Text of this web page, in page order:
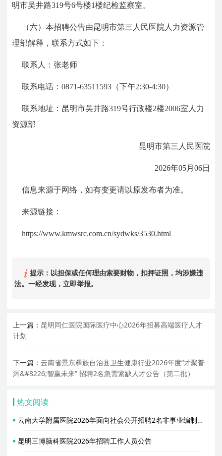
明市吴井路319号6号楼1楼纪检监察室。
（六）本招聘公告由昆明市第三人民医院人力资源管
理部解释，联系方式如下：
联系人：张老师
联系电话：0871-63511593（下午2:30-4:30）
联系地址：昆明市吴井路319号行政楼2楼2006室人力
资源部
昆明市第三人民医院
2026年05月06日
信息来源于网络，如有变更请以原发布者为准。
来源链接：
https://www.kmwsrc.com.cn/sydwks/3530.html
提示：以担保或任何理由索要财物，扣押证照，均涉嫌违
法。一经发现，立即举报。
上一篇： 昆明同仁医院国际医疗中心2026年招募高端医疗人才
计划
下一篇：云南省景东彝族自治县卫生健康行业2026年度“才聚普
洱&#8226;智赢未来” 招聘2名急需紧缺人才公告（第二批）
热文阅读
云南大学附属医院2026年面向社会公开招聘2名非事业编制工作人员公告（三批次）
昆明三博脑科医院2026年招聘工作人员公告